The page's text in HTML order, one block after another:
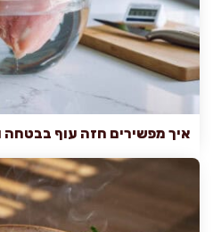
איך מפשירים חזה עוף בבטחה